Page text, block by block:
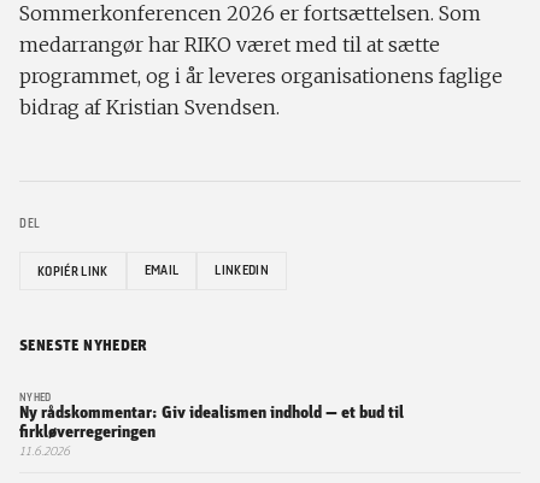
Sommerkonferencen 2026 er fortsættelsen. Som
medarrangør har RIKO været med til at sætte
programmet, og i år leveres organisationens faglige
bidrag af Kristian Svendsen.
DEL
KOPIÉR LINK EMAIL LINKEDIN
SENESTE NYHEDER
NYHED
Ny rådskommentar: Giv idealismen indhold — et bud til
firkløverregeringen
11.6.2026